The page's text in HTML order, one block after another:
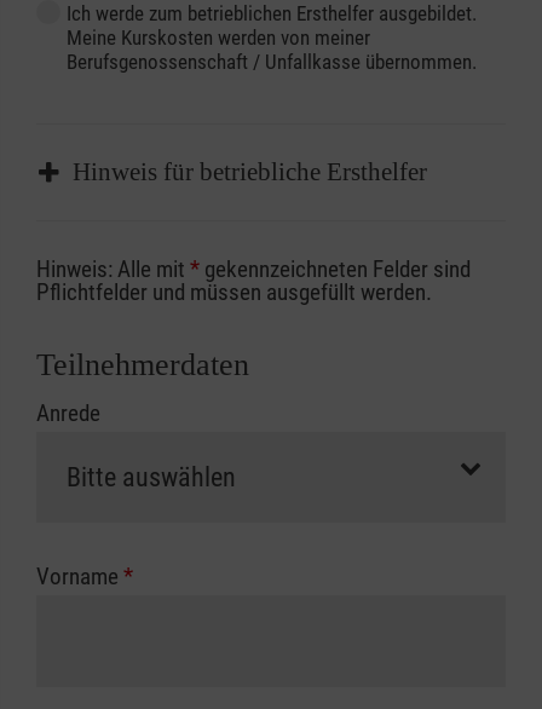
Ich werde zum betrieblichen Ersthelfer ausgebildet.
Meine Kurskosten werden von meiner
Berufsgenossenschaft / Unfallkasse übernommen.
Hinweis für betriebliche Ersthelfer
Sofern Sie ein Kostenübernahmeverfahren
Ihrer Berufsgenossenschaft / Unfallkasse
Abrechnungsunterlagen spätestens zu
erfolgt eine Abrechnung der vollen Kursgebühr
Die notwendigen Formulare für die
zuständigen Berufsgenossenschaft oder
Hinweis: Alle mit * gekennzeichneten Felder sind
Pflichtfelder und müssen ausgefüllt werden.
Teilnehmerdaten
Anrede
Vorname *